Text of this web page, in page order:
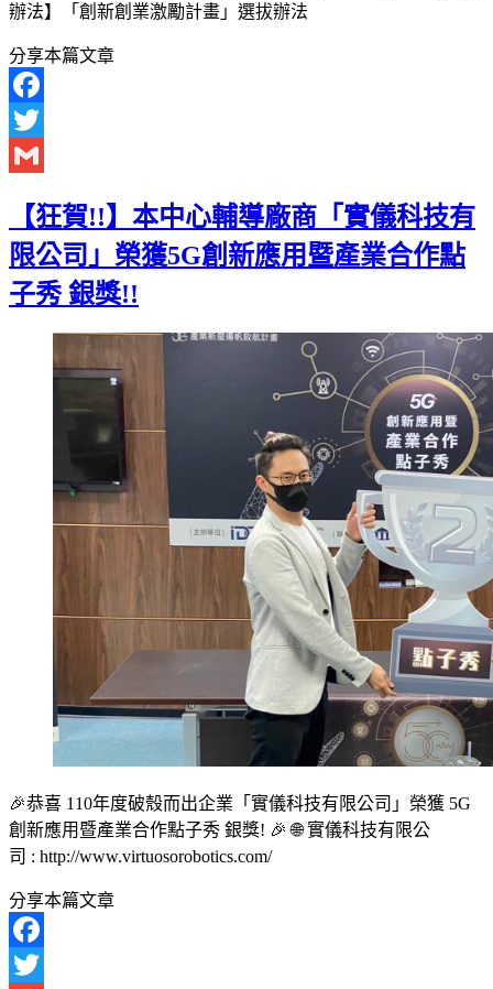
辦法】「創新創業激勵計畫」選拔辦法
分享本篇文章
Facebook
Twitter
【狂賀!!】本中心輔導廠商「實儀科技有
限公司」榮獲5G創新應用暨產業合作點
子秀 銀獎!!
🎉恭喜 110年度破殼而出企業「實儀科技有限公司」榮獲 5G
創新應用暨產業合作點子秀 銀獎! 🎉 🌐 實儀科技有限公
司 : http://www.virtuosorobotics.com/
分享本篇文章
Facebook